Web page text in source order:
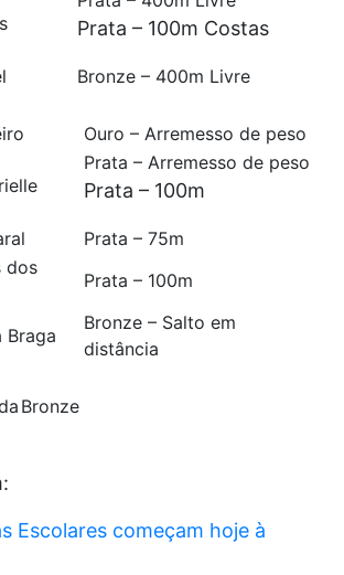
Prata – 100m Costas
Bronze – 400m Livre
Ouro – Arremesso de peso
Prata – Arremesso de peso
Prata – 100m
Prata – 75m
dos
Prata – 100m
Braga
Bronze – Salto em
distância
Bronze
Escolares começam hoje à